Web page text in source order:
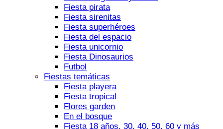
Fiesta pirata
Fiesta sirenitas
Fiesta superhéroes
Fiesta del espacio
Fiesta unicornio
Fiesta Dinosaurios
Futbol
Fiestas temáticas
Fiesta playera
Fiesta tropical
Flores garden
En el bosque
Fiesta 18 años, 30, 40, 50, 60 y más